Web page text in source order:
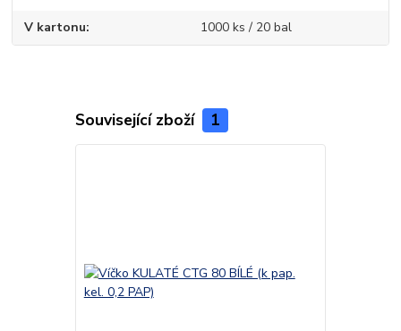
V kartonu 1000 ks / 20 bal
Související zboží 1